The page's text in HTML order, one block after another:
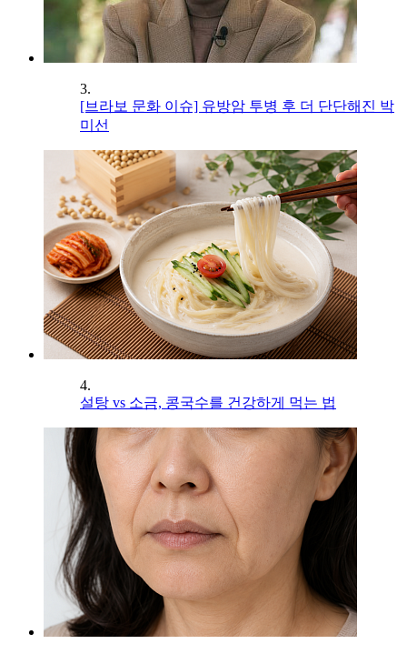
3.
[브라보 문화 이슈] 유방암 투병 후 더 단단해진 박
미선
4.
설탕 vs 소금, 콩국수를 건강하게 먹는 법